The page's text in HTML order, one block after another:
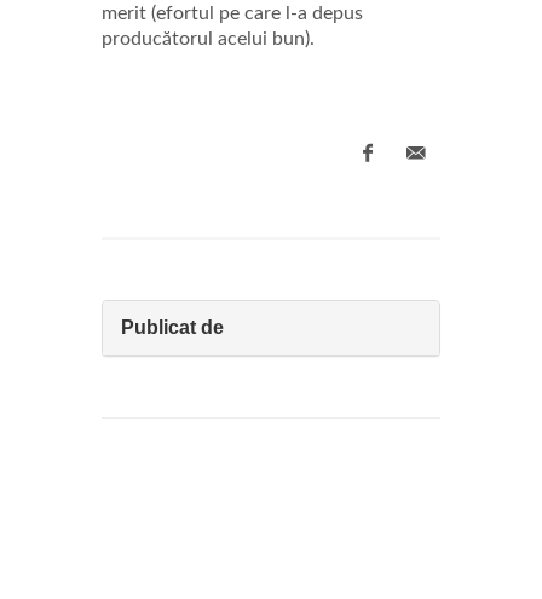
merit (efortul pe care l-a depus
producătorul acelui bun).
Publicat de